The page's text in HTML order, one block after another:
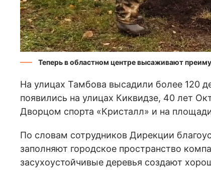
Теперь в областном центре высаживают
На улицах Тамбова высадили более 120
появились на улицах Киквидзе, 40 лет
Дворцом спорта «Кристалл» и на
По словам сотрудников Дирекции
заполняют городское пространство
засухоустойчивые деревья создают